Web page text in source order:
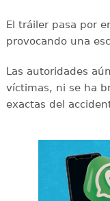
El tráiler pasa por
provocando una
Las autoridades
víctimas, ni se ha
exactas del